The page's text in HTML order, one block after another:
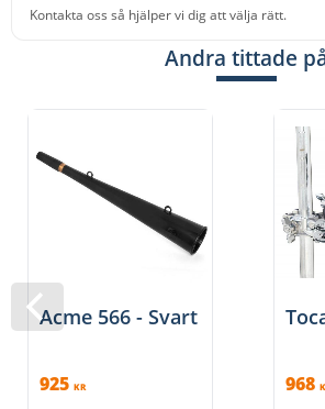
Kontakta oss så hjälper vi dig att välja rätt.
Andra tittade
Acme 566 - Svart
925 KR 968